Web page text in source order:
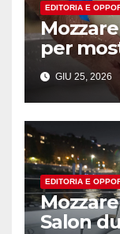
EDITORIA E
per
l’oro
GIU 25, 2026
EDITORIA E
Mozzarella
Salon